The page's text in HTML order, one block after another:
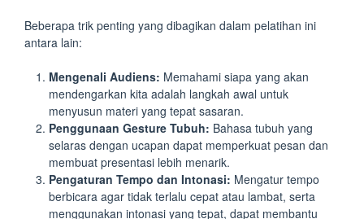
Beberapa trik penting yang dibagikan dalam pelatihan ini
antara lain:
Mengenali Audiens: Memahami siapa yang akan
mendengarkan kita adalah langkah awal untuk
menyusun materi yang tepat sasaran.
Penggunaan Gesture Tubuh: Bahasa tubuh yang
selaras dengan ucapan dapat memperkuat pesan dan
membuat presentasi lebih menarik.
Pengaturan Tempo dan Intonasi: Mengatur tempo
berbicara agar tidak terlalu cepat atau lambat, serta
menggunakan intonasi yang tepat, dapat membantu